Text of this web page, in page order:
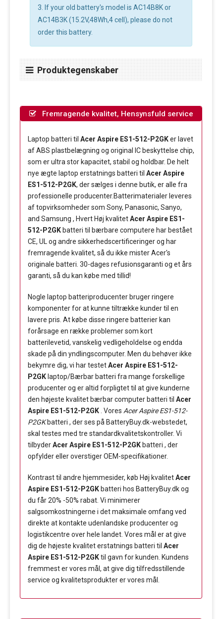
3. If your old battery's model is AC14B8K or
AC14B3K (15.2V,48Wh,4 cell), please do not
order this battery.
Produktegenskaber
Fremragende kvalitet, Hensynsfuld service
Laptop batteri til Acer Aspire ES1-512-P2GKer lavet
af ABS plastbelægning og original IC beskyttelse chip,
som er ultra stor kapacitet, stabil og holdbar. De helt
nye ægte laptop erstatnings batteri til Acer Aspire
ES1-512-P2GK, der sælges i denne butik, er alle fra
professionelle producenter.Batterimaterialer leveres
af topvirksomheder som Sony, Panasonic, Sanyo,
and Samsung , Hvert Høj kvalitetAcer Aspire ES1-
512-P2GK batteri til bærbare computere har bestået
CE, UL og andre sikkerhedscertificeringer og har
fremragende kvalitet, så du ikke mister Acer's
originale batteri. 30-dages refusionsgaranti og et års
garanti, så du kan købe med tillid!
Nogle laptop batteriproducenter bruger ringere
komponenter for at kunne tiltrække kunder til en
lavere pris. At købe disse ringere batterier kan
forårsage en række problemer som kort
batterilevetid, vanskelig vedligeholdelse og endda
skade på din yndlingscomputer. Men du behøver ikke
bekymre dig, vi har testetAcer Aspire ES1-512-
P2GK laptop/Bærbar batteri fra mange forskellige
producenter og er altid forpligtet til at give kunderne
den højeste kvalitet bærbar computer batteri til Acer
Aspire ES1-512-P2GK . Vores Acer Aspire ES1-512-
P2GKbatteri , der ses på BatteryBuy.dk-webstedet,
skal testes med tre standardkvalitetskontroller. Vi
tilbyderAcer Aspire ES1-512-P2GK batteri , der
opfylder eller overstiger OEM-specifikationer.
Kontrast til andre hjemmesider, køb Høj kvalitetAcer
Aspire ES1-512-P2GK batteri hos BatteryBuy.dk og
du får 20% -50% rabat. Vi minimerer
salgsomkostningerne i det maksimale omfang ved
direkte at kontakte udenlandske producenter og
logistikcentre over hele landet. Vores mål er at give
dig de højeste kvalitet erstatnings batteri til Acer
Aspire ES1-512-P2GKtil gavn for kunden. Kundens
fremmest er vores mål, at give dig tilfredsstillende
service og kvalitetsprodukter er vores mål.